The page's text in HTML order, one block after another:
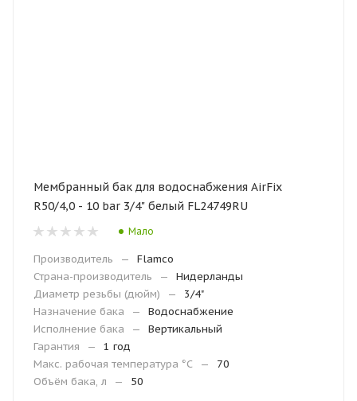
Мембранный бак для водоснабжения AirFix
R50/4,0 - 10 bar 3/4" белый FL24749RU
Мало
Производитель —
Flamco
Страна-производитель
—
Нидерланды
Диаметр резьбы (дюйм)
—
3/4"
Назначение бака
—
Водоснабжение
Исполнение бака
—
Вертикальный
Гарантия
—
1 год
Макc. рабочая температура °С
—
70
Объём бака, л
— 50